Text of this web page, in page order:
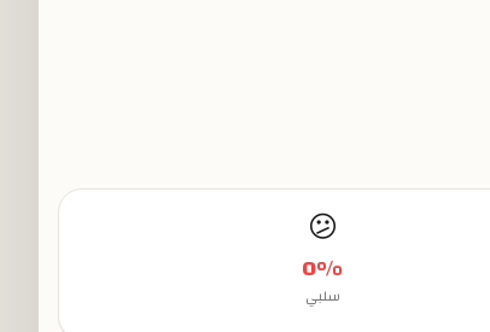
😕
0%
سلبي